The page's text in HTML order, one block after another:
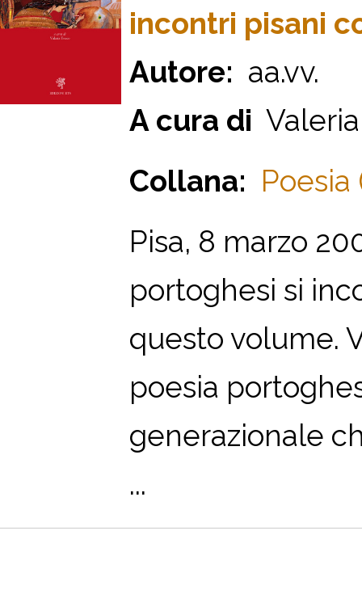
incontri pisani
Autore: aa.vv.
A cura di
Collana: Poesia
Pisa, 8 marzo
portoghesi si
questo volume.
poesia
generazionale
...